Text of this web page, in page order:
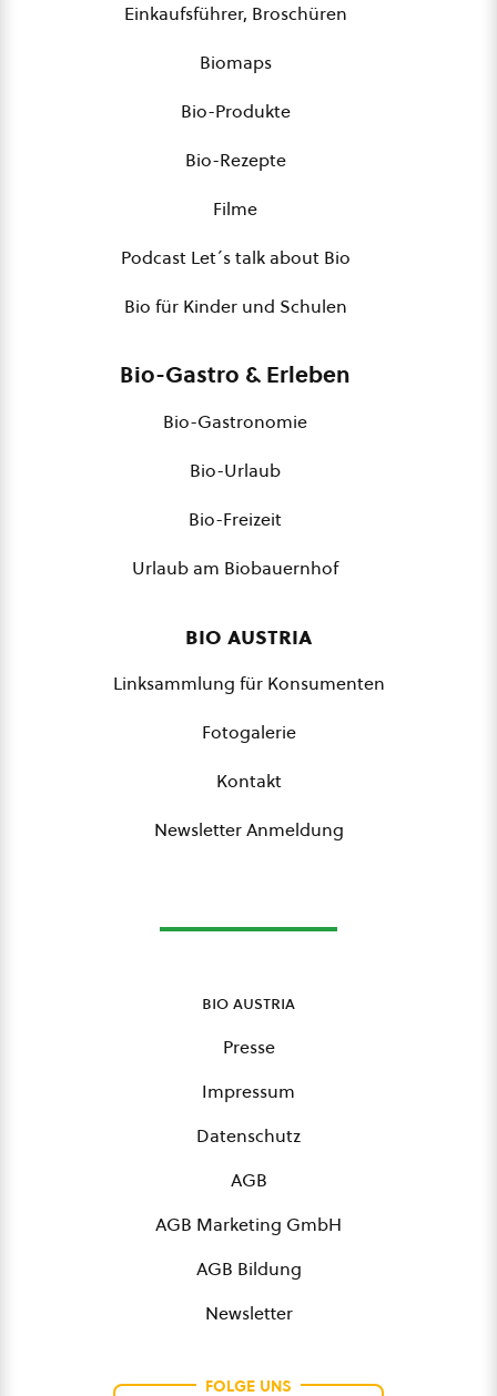
Einkaufsführer, Broschüren
Biomaps
Bio-Produkte
Bio-Rezepte
Filme
Podcast Let´s talk about Bio
Bio für Kinder und Schulen
Bio-Gastro & Erleben
Bio-Gastronomie
Bio-Urlaub
Bio-Freizeit
Urlaub am Biobauernhof
bio austria
Linksammlung für Konsumenten
Fotogalerie
Kontakt
Newsletter Anmeldung
bio austria
Presse
Impressum
Datenschutz
AGB
AGB Marketing GmbH
AGB Bildung
Newsletter
FOLGE UNS